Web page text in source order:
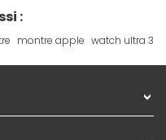
:
montre apple watch ultra 3